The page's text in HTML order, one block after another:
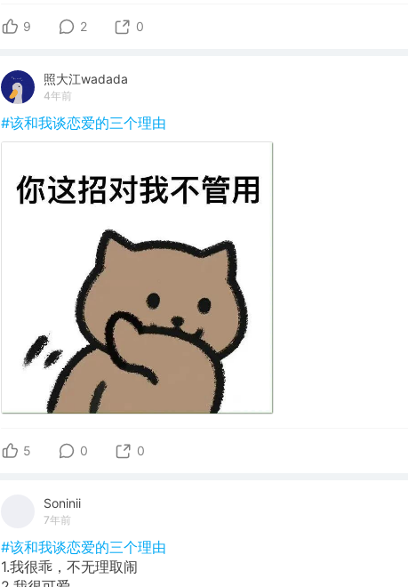
9 2 0
照大江wadada
4年前
#该和我谈恋爱的三个理由
5 0 0
Soninii
7年前
#该和我谈恋爱的三个理由
1.我很乖，不无理取闹